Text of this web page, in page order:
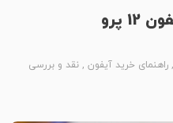
راهنمای خرید آیفون,نقد و بررسی